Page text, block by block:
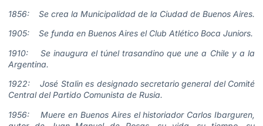
1856: Se crea la Municipalidad de la Ciudad de Buenos Aires.
1905: Se funda en Buenos Aires el Club Atlético Boca Juniors.
1910: Se inaugura el túnel trasandino que une a Chile y a la
Argentina.
1922: José Stalin es designado secretario general del Comité
Central del Partido Comunista de Rusia.
1956: Muere en Buenos Aires el historiador Carlos Ibarguren,